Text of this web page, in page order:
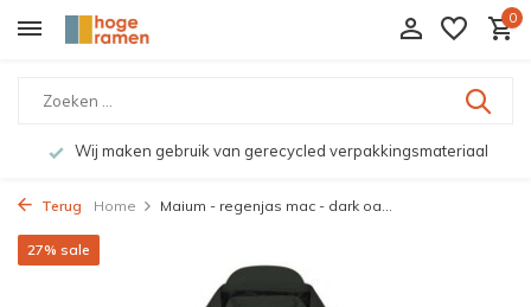
0
Wij maken gebruik van gerecycled verpakkingsmateriaal
Terug Home Maium - regenjas mac - dark oa...
27% sale